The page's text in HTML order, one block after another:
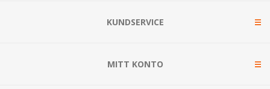
KUNDSERVICE
MITT KONTO